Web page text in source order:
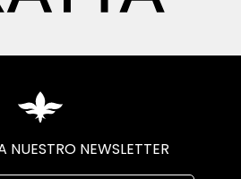
NUESTRO NEWSLETTER